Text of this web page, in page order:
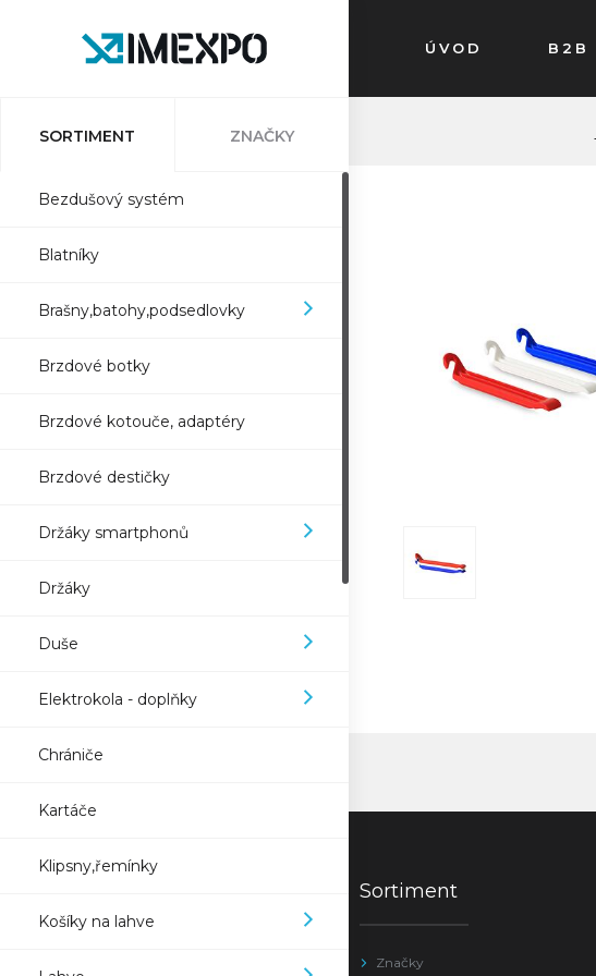
SORTIMENT ZNAČKY
Bezdušový systém
Blatníky
Brašny,batohy,podsedlovky
Brzdové botky
Brzdové kotouče, adaptéry
Brzdové destičky
Držáky smartphonů
Držáky
Duše
Elektrokola - doplňky
Chrániče
Kartáče
Klipsny,řemínky
Košíky na lahve
ÚVOD B2B
Sortiment
Značky